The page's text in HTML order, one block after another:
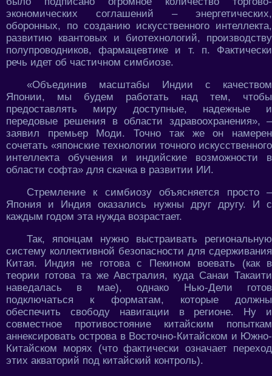
экономических соглашений – энергетических,
оборонных, по созданию искусственного интеллекта,
развитию квантовых и биотехнологий, производству
полупроводников, фармацевтике и т. п. Фактически
речь идет об частичном симбиозе.
«Объединив масштабы Индии с качеством
Японии, мы будем работать над тем, чтобы
предоставлять миру доступные, надежные и
передовые решения в области здравоохранения», –
заявил премьер Моди. Точно так же он намерен
сочетать «японские технологии точного искусственного
интеллекта обучения и индийские возможности в
области софта» для скачка в развитии ИИ.
Стремление к симбиозу объясняется просто –
Япония и Индия оказались нужны друг другу. И с
каждым годом эта нужда возрастает.
Так, японцам нужно выстраивать региональную
систему коллективной безопасности для сдерживания
Китая. Индия не готова с Пекином воевать (как в
теории готова та же Австралия, куда Санаи Такаити
наведалась в мае), однако Нью-Дели готов
подключаться к форматам, которые должны
обеспечить свободу навигации в регионе. Ну и
совместное противостояние китайским попыткам
аннексировать острова в Восточно-Китайском и Южно-
Китайском морях (что фактически означает переход
этих акваторий под китайский контроль).